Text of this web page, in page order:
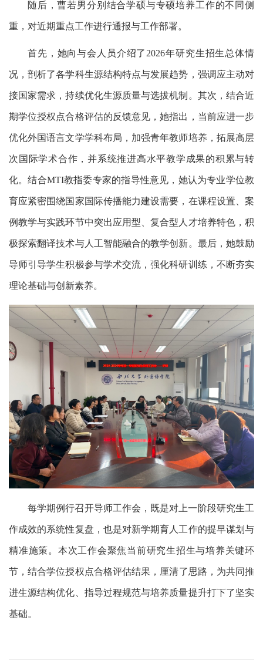
随后，曹若男分别结合学硕与专硕培养工作的不同侧
重，对近期重点工作进行通报与工作部署。
首先，她向与会人员介绍了2026年研究生招生总体情
况，剖析了各学科生源结构特点与发展趋势 ， 强调应主动对
接国家需求，持续优化生源质量与选拔机制。 其次， 结合近
期学位授权点合格评估的反馈意见，她指出，当前应进一步
优化外国语言文学学科布局，加强青年教师培养，拓展高层
次国际学术合作，并系统推进高水平教学成果的积累与转
化。结合MTI教指委专家的指导性意见， 她认为专业学位教
育应紧密围绕国家国际传播能力建设需要，在课程设置、案
例教学与实践环节中突出应用型、复合型人才培养特色，积
极探索翻译技术与人工智能融合的教学创新。 最后， 她鼓励
导师引导学生积极参与学术交流，强化科研训练，不断夯实
理论基础与创新素养。
每学期例行召开导师工作会，既是对上一阶段研究生工
作成效的系统性复盘，也是对新学期育人工作的提早谋划与
精准施策。 本次工作会聚焦当前研究生招生与培养关键环
节，结合学位授权点合格评估结果 ， 厘清了思路，为共同推
进生源结构优化、指导过程规范与培养质量提升打下了坚实
基础。